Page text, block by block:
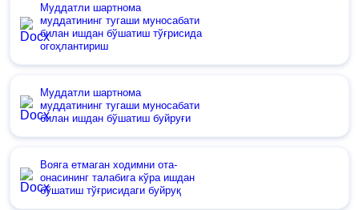
Муддатли шартнома
муддатининг тугаши муносабати
билан ишдан бўшатиш тўғрисида
огоҳлантириш
Муддатли шартнома
муддатининг тугаши муносабати
билан ишдан бўшатиш буйруғи
Вояга етмаган ходимни ота-
онасининг талабига кўра ишдан
бўшатиш тўғрисидаги буйруқ